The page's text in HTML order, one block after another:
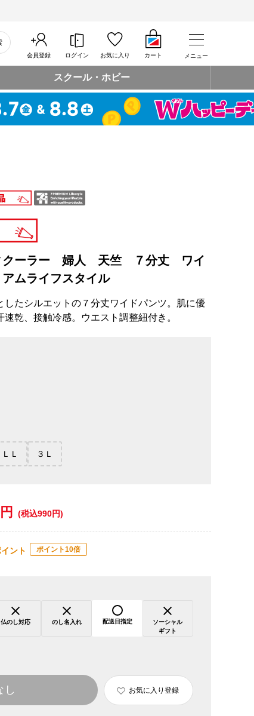
会員登録 ログイン お気に入り カート メニュー
スクール・ホビー
ィクーラー 婦人 天竺 ７分丈 ワイ
アムライフスタイル
したシルエットの７分丈ワイドパンツ。肌に優
乾、接触冷感。ウエスト調整紐付き。
ＬＬ ３Ｌ
(税込990円)
ント ポイント10倍
仏のし対応 のし名入れ 配送日指定
ソーシャル
ギフト
し お気に入り登録